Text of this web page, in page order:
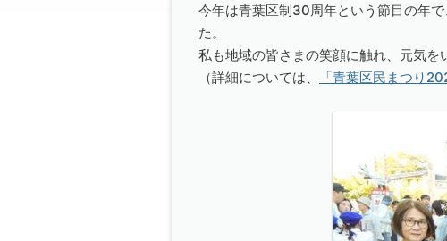
今年は青葉区制30周年という節目の年
た。
私も地域の皆さまの笑顔に触れ、元気を
（詳細については、
「青葉区民まつり